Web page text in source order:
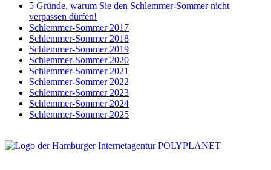
5 Gründe, warum Sie den Schlemmer-Sommer nicht
verpassen dürfen!
Schlemmer-Sommer 2017
Schlemmer-Sommer 2018
Schlemmer-Sommer 2019
Schlemmer-Sommer 2020
Schlemmer-Sommer 2021
Schlemmer-Sommer 2022
Schlemmer-Sommer 2023
Schlemmer-Sommer 2024
Schlemmer-Sommer 2025